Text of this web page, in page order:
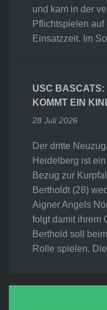
und kam in der
Pflichtspielen
Einsatzzeit. Im
USC
KOMMT EIN
28 Juli 2026
Der dritte
Heidelberg ist
Bezug zur
Bertholdt (28)
Aigner Angels
folgt damit ihrem
Berthold soll
Rolle spielen.